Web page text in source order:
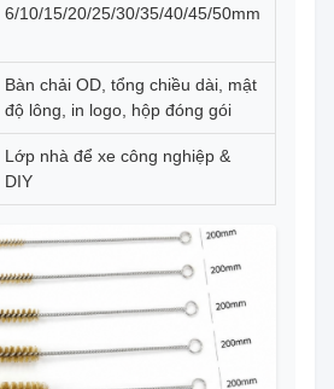
6/10/15/20/25/30/35/40/45/50mm
Bàn chải OD, tổng chiều dài, mật
độ lông, in logo, hộp đóng gói
Lớp nhà để xe công nghiệp &
DIY